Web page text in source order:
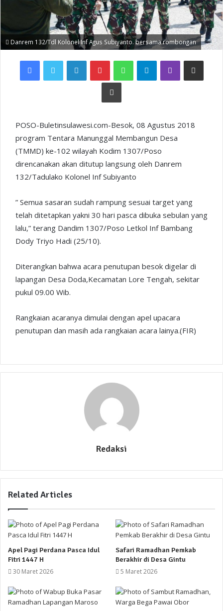
Danrem 132/Tdl Kolonel Inf Agus Subiyanto. bersama rombongan
FacebookTwitter LinkedInPinterestWhatsAppTelegramViber Share via Email
Print
POSO-Buletinsulawesi.com-Besok, 08 Agustus 2018
program Tentara Manunggal Membangun Desa
(TMMD) ke-102 wilayah Kodim 1307/Poso
direncanakan akan ditutup langsung oleh Danrem
132/Tadulako Kolonel Inf Subiyanto
” Semua sasaran sudah rampung sesuai target yang
telah ditetapkan yakni 30 hari pasca dibuka sebulan yang
lalu,” terang Dandim 1307/Poso Letkol Inf Bambang
Dody Triyo Hadi (25/10).
Diterangkan bahwa acara penutupan besok digelar di
lapangan Desa Doda,Kecamatan Lore Tengah, sekitar
pukul 09.00 Wib.
Rangkaian acaranya dimulai dengan apel upacara
penutupan dan masih ada rangkaian acara lainya.(FIR)
Redaksi
Related Articles
Apel Pagi Perdana Pasca Idul
Fitri 1447 H
30 Maret 2026
Safari Ramadhan Pemkab
Berakhir di Desa Gintu
5 Maret 2026